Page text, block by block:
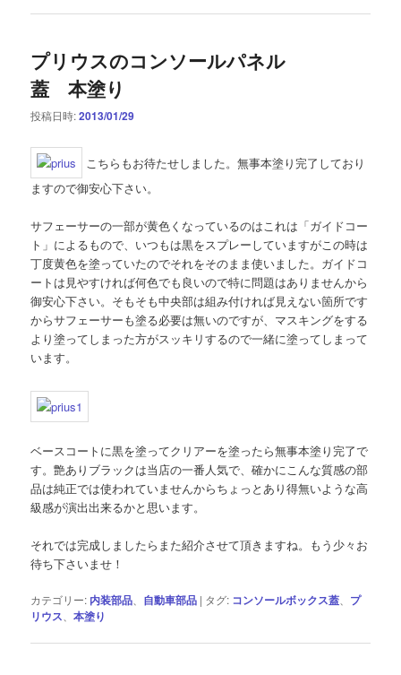
プリウスのコンソールパネル
蓋 本塗り
投稿日時:2013/01/29
こちらもお待たせしました。無事本塗り完了しており
ますので御安心下さい。
サフェーサーの一部が黄色くなっているのはこれは「ガイドコー
ト」によるもので、いつもは黒をスプレーしていますがこの時は
丁度黄色を塗っていたのでそれをそのまま使いました。ガイドコ
ートは見やすければ何色でも良いので特に問題はありませんから
御安心下さい。そもそも中央部は組み付ければ見えない箇所です
からサフェーサーも塗る必要は無いのですが、マスキングをする
より塗ってしまった方がスッキリするので一緒に塗ってしまって
います。
ベースコートに黒を塗ってクリアーを塗ったら無事本塗り完了で
す。艶ありブラックは当店の一番人気で、確かにこんな質感の部
品は純正では使われていませんからちょっとあり得無いような高
級感が演出出来るかと思います。
それでは完成しましたらまた紹介させて頂きますね。もう少々お
待ち下さいませ！
カテゴリー: 内装部品 自動車部品 | タグ: コンソールボックス蓋
プ
リウス 、本塗り